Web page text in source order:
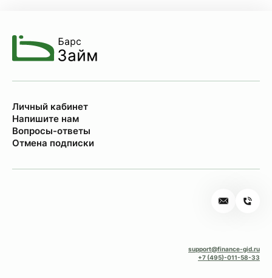
Личный кабинет
Напишите нам
Вопросы-ответы
Отмена подписки
support@finance-gid.ru
+7 (495)-011-58-33